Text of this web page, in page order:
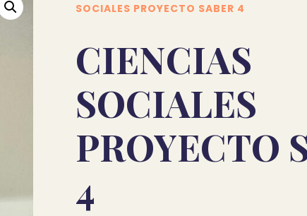
SOCIALES PROYECTO SABER 4
CIENCIAS
SOCIALES
PROYECTO
4